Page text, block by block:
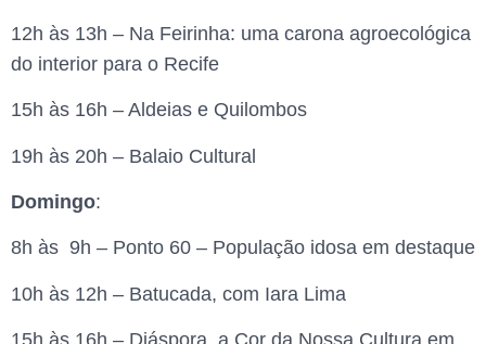
12h às 13h – Na Feirinha: uma carona agroecológica
do interior para o Recife
15h às 16h – Aldeias e Quilombos
19h às 20h – Balaio Cultural
Domingo:
8h às 9h – Ponto 60 – População idosa em destaque
10h às 12h – Batucada, com Iara Lima